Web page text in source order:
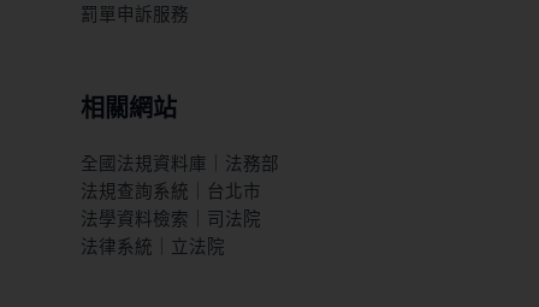
罰單申訴服務
相關網站
全國法規資料庫｜法務部
法規查詢系統｜台北市
法學資料檢索｜司法院
法律系統｜立法院